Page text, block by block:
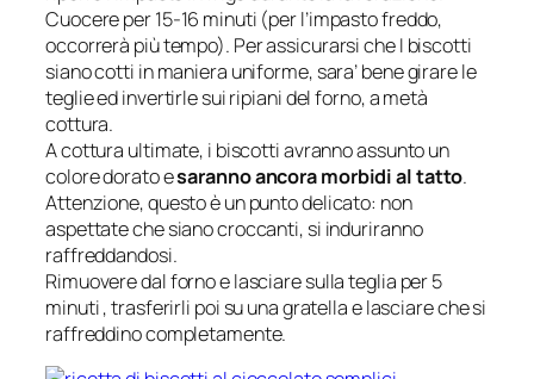
Cuocere per 15-16 minuti (per l’impasto freddo,
occorrerà più tempo). Per assicurarsi che I biscotti
siano cotti in maniera uniforme, sara’ bene girare le
teglie ed invertirle sui ripiani del forno, a metà
cottura.
A cottura ultimate, i biscotti avranno assunto un
colore dorato esaranno ancora morbidi al tatto.
Attenzione, questo è un punto delicato: non
aspettate che siano croccanti, si induriranno
raffreddandosi.
Rimuovere dal forno e lasciare sulla teglia per 5
minuti , trasferirli poi su una gratella e lasciare che si
raffreddino completamente.